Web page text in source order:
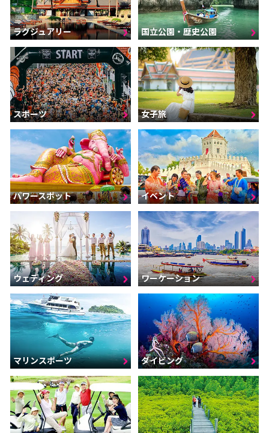
ラグジュアリー 国立公園・歴史公園
スポーツ 女子旅
パワースポット イベント
ウェディング ワーケーション
マリンスポーツ ダイビング